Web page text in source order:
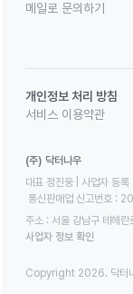
메일로 문의하기
개인정보 처리 방침
서비스 이용약관
(주) 닥터나우
대표 정진웅 | 사업자
통신판매업 신고번호
주소 : 서울 강남구 테헤
사업자 정보 확인
Copyright 2026. 닥터